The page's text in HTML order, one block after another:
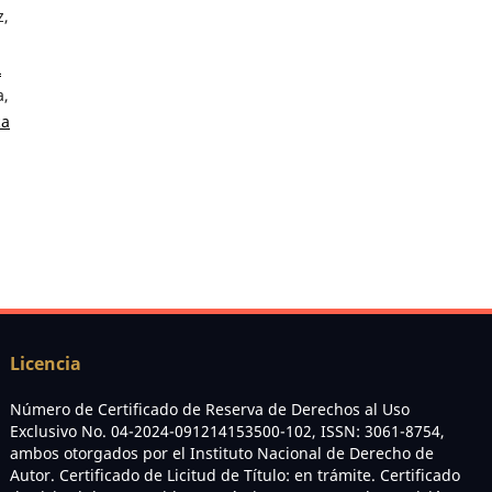
Licencia
Número de Certificado de Reserva de Derechos al Uso
Exclusivo No. 04-2024-091214153500-102, ISSN: 3061-8754,
ambos otorgados por el Instituto Nacional de Derecho de
Autor. Certificado de Licitud de Título: en trámite. Certificado